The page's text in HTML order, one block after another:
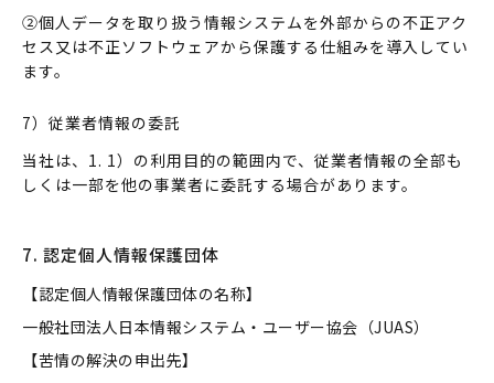
②個人データを取り扱う情報システムを外部からの不正アク
セス又は不正ソフトウェアから保護する仕組みを導入してい
ます。
7）従業者情報の委託
当社は、1. 1）の利用目的の範囲内で、従業者情報の全部も
しくは一部を他の事業者に委託する場合があります。
7. 認定個人情報保護団体
【認定個人情報保護団体の名称】
一般社団法人日本情報システム・ユーザー協会（JUAS）
【苦情の解決の申出先】